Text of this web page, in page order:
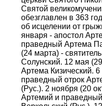
Святой
обезглавлен в 363
об исцелении от
января - апостол
праведный Артема
(24 марта) -
Солунский. 12 мая
Артема Кизический.
праведный отрок
(Рус.). 2 ноября (20
Артемий и